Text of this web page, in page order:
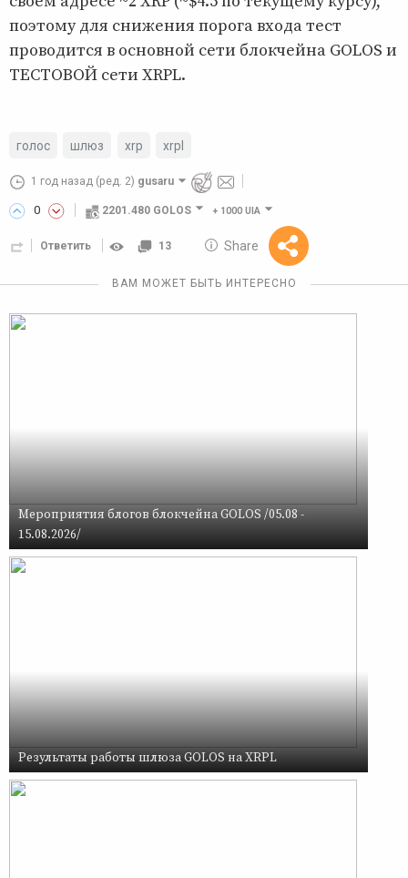
поэтому для снижения порога входа тест
проводится в основной сети блокчейна GOLOS и
ТЕСТОВОЙ сети XRPL.
голос шлюз xrp xrpl
1 год назад (ред. 2) gusaru
0 2201.480 GOLOS + 1000 UIA
Ответить 13 Share
Reward
10 GOLOS
ВАМ МОЖЕТ БЫТЬ ИНТЕРЕСНО
Мероприятия блогов блокчейна GOLOS /05.08 -
15.08.2026/
Результаты работы шлюза GOLOS на XRPL